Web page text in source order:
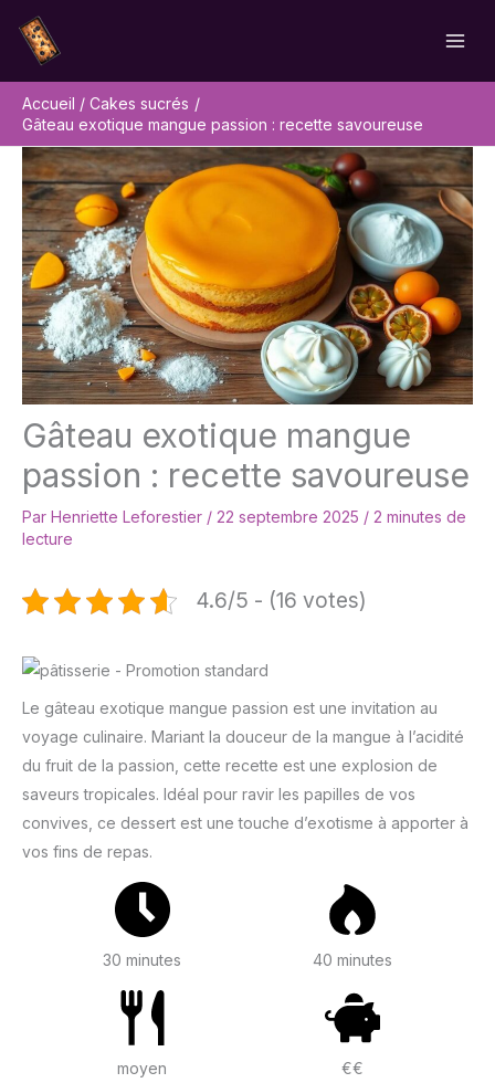
contenu
Accueil
Cakes sucrés
Gâteau exotique mangue passion : recette savoureuse
Gâteau exotique mangue
passion : recette savoureuse
Par Henriette Leforestier / 22 septembre 2025 / 2 minutes de
lecture
4.6/5 - (16 votes)
Le gâteau exotique mangue passion est une invitation au
voyage culinaire. Mariant la douceur de la mangue à l’acidité
du fruit de la passion, cette recette est une explosion de
saveurs tropicales. Idéal pour ravir les papilles de vos
convives, ce dessert est une touche d’exotisme à apporter à
vos fins de repas.
30 minutes 40 minutes
moyen €€
Rechercher